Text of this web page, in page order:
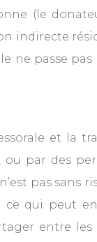
(le
indirecte
ne passe
et la
par des
pas sans
qui peut
entre